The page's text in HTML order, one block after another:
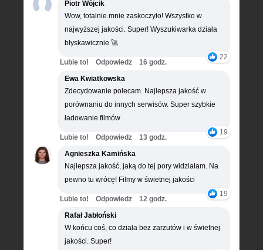
Piotr Wójcik
Wow, totalnie mnie zaskoczyło! Wszystko w
najwyższej jakości. Super! Wyszukiwarka działa
błyskawicznie 🚀
22
Lubie to! Odpowiedz
16 godz.
Ewa Kwiatkowska
Zdecydowanie polecam. Najlepsza jakość w
porównaniu do innych serwisów. Super szybkie
ładowanie filmów
19
Lubie to! Odpowiedz
13 godz.
Agnieszka Kamińska
Najlepsza jakość, jaką do tej pory widziałam. Na
pewno tu wrócę! Filmy w świetnej jakości
19
Lubie to! Odpowiedz
12 godz.
Rafał Jabłoński
W końcu coś, co działa bez zarzutów i w świetnej
jakości. Super!